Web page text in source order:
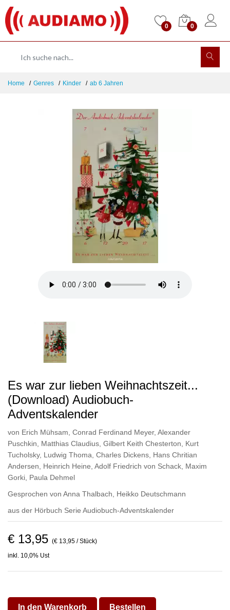
0 0
Home Genres Kinder ab 6 Jahren
Es war zur lieben Weihnachtszeit...
(Download) Audiobuch-
Adventskalender
von Erich Mühsam Conrad Ferdinand Meyer, Alexander
Puschkin
Matthias Claudius Gilbert Keith Chesterton
Kurt
Tucholsky, Ludwig Thoma Charles Dickens Hans Chritian
Andersen
Heinrich Heine Adolf Friedrich von Schack Maxim
Gorki Paula Dehmel
Gesprochen von Anna Thalbach
Heikko Deutschmann
aus der Hörbuch Serie Audiobuch-Adventskalender
€ 13,95 (€ 13,95 / Stück)
inkl. 10,0% Ust
In den Warenkorb Bestellen